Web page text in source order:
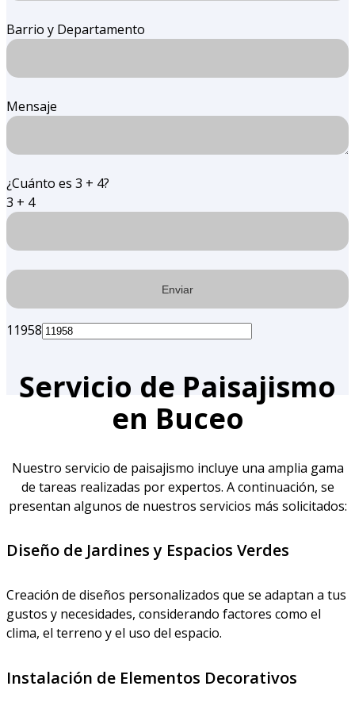
Barrio y Departamento
Mensaje
¿Cuánto es 3 + 4?
3 + 4
11958
Servicio de Paisajismo
en Buceo
Nuestro servicio de paisajismo incluye una amplia gama
de tareas realizadas por expertos. A continuación, se
presentan algunos de nuestros servicios más solicitados:
Diseño de Jardines y Espacios Verdes
Creación de diseños personalizados que se adaptan a tus
gustos y necesidades, considerando factores como el
clima, el terreno y el uso del espacio.
Instalación de Elementos Decorativos